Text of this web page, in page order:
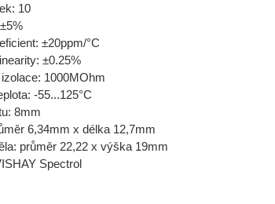
10
±20ppm/°C
±0.25%
1000MOhm
-55...125°C
8mm
6,34mm x délka 12,7mm
průměr 22,22 x výška 19mm
Spectrol